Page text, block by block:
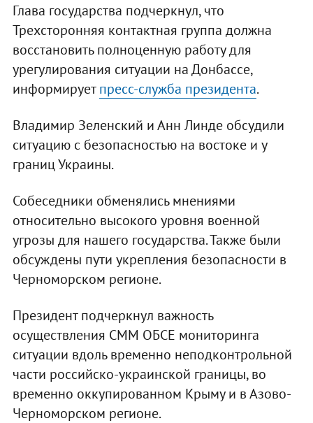
Глава государства подчеркнул, что
Трехсторонняя контактная группа должна
восстановить полноценную работу для
урегулирования ситуации на Донбассе,
информируетпресс-служба президента.
Владимир Зеленский и Анн Линде обсудили
ситуацию с безопасностью на востоке и у
границ Украины.
Собеседники обменялись мнениями
относительно высокого уровня военной
угрозы для нашего государства. Также были
обсуждены пути укрепления безопасности в
Черноморском регионе.
Президент подчеркнул важность
осуществления СММ ОБСЕ мониторинга
ситуации вдоль временно неподконтрольной
части российско-украинской границы, во
временно оккупированном Крыму и в Азово-
Черноморском регионе.